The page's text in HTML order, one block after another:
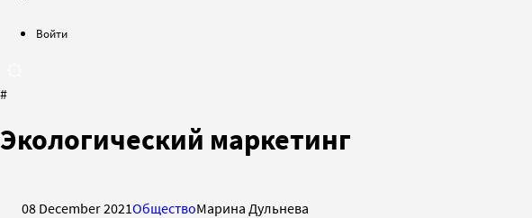
Войти
#
Экологический маркетинг
08 December 2021ОбществоМарина Дульнева